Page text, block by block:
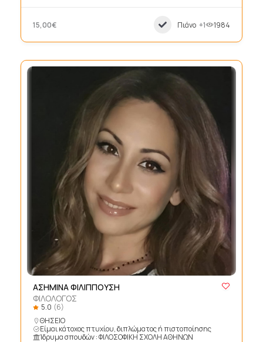
15,00€ Πιάνο +1 1984
ΑΣΗΜΙΝΑ ΦΙΛΙΠΠΟΥΣΗ
ΦΙΛΟΛΟΓΟΣ
5.0 (6)
ΘΗΣΕΙΟ
Είμαι κάτοχος πτυχίου, διπλώματος ή πιστοποίησης
Ίδρυμα σπουδών : ΦΙΛΟΣΟΦΙΚΗ ΣΧΟΛΗ ΑΘΗΝΩΝ